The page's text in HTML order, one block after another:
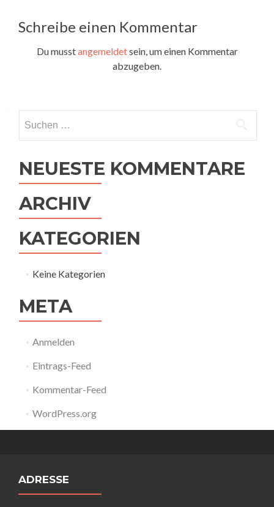
Schreibe einen Kommentar
Du musstangemeldetsein, um einen Kommentar
abzugeben.
nach:
NEUESTE KOMMENTARE
ARCHIV
KATEGORIEN
Keine Kategorien
META
Anmelden
Eintrags-Feed
Kommentar-Feed
WordPress.org
ADRESSE